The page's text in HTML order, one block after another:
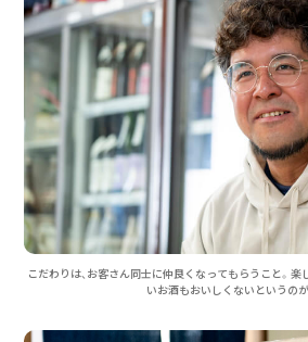
こだわりは、お客さん同士に仲良くなってもらうこと。楽
いお酒もおいしくないというのが